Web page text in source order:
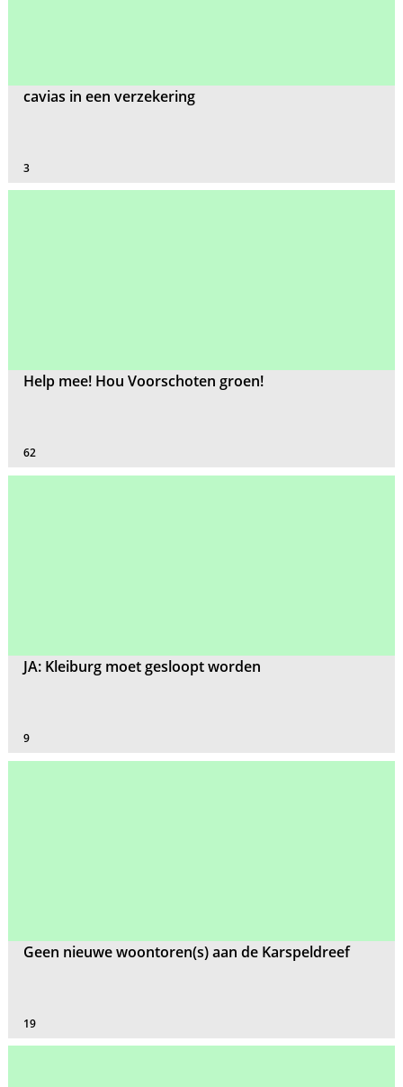
cavias in een verzekering
3
Help mee! Hou Voorschoten groen!
62
JA: Kleiburg moet gesloopt worden
9
Geen nieuwe woontoren(s) aan de Karspeldreef
19